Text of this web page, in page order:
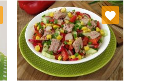
Dodaj do ulubionych
Wybierz listę: